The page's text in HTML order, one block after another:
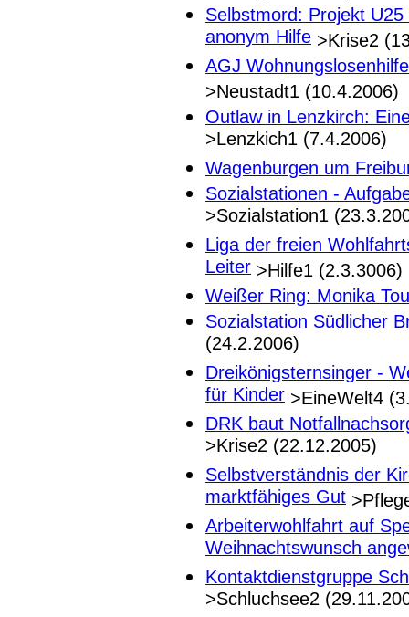
Selbstmord: Projekt
anonym Hilfe >Krise2
AGJ
>Neustadt1 (10.4.2006)
Outlaw in Lenzkirch:
>Lenzkich1 (7.4.2006)
Wagenburgen um
Sozialstationen -
>Sozialstation1
Liga der freien
Leiter >Hilfe1 (2.3.3006)
Weißer Ring: Monika
Sozialstation Südlicher
(24.2.2006)
Dreikönigsternsinger -
für Kinder >EineWelt4
DRK baut
>Krise2 (22.12.2005)
Selbstverständnis der
marktfähiges Gut
Arbeiterwohlfahrt auf
Weihnachtswunsch
Kontaktdienstgruppe
>Schluchsee2